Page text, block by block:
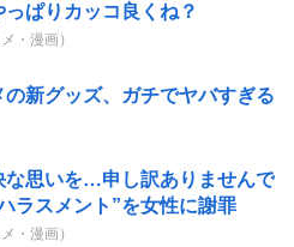
ぱりカッコ良くね？
・漫画）
の新グッズ、ガチでヤバすぎる
な思いを…申し訳ありませんで
ラスメント”を女性に謝罪
・漫画）